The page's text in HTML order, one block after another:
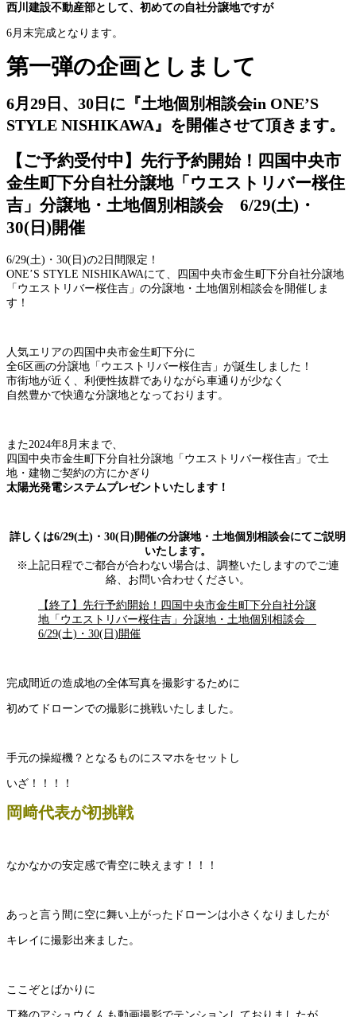
西川建設不動産部として、初めての自社分譲地ですが
6月末完成となります。
第一弾の企画としまして
6月29日、30日に『土地個別相談会in ONE’S
STYLE NISHIKAWA』を開催させて頂きます。
【ご予約受付中】先行予約開始！四国中央市
金生町下分自社分譲地「ウエストリバー桜住
吉」分譲地・土地個別相談会 6/29(土)・
30(日)開催
6/29(土)・30(日)の2日間限定！
ONE’S STYLE NISHIKAWAにて、四国中央市金生町下分自社分譲地
「ウエストリバー桜住吉」の分譲地・土地個別相談会を開催しま
す！
人気エリアの四国中央市金生町下分に
全6区画の分譲地「ウエストリバー桜住吉」が誕生しました！
市街地が近く、利便性抜群でありながら車通りが少なく
自然豊かで快適な分譲地となっております。
また2024年8月末まで、
四国中央市金生町下分自社分譲地「ウエストリバー桜住吉」で土
地・建物ご契約の方にかぎり
太陽光発電システムプレゼントいたします！
詳しくは6/29(土)・30(日)開催の分譲地・土地個別相談会にてご説明
いたします。
※上記日程でご都合が合わない場合は、調整いたしますのでご連
絡、お問い合わせください。
【終了】先行予約開始！四国中央市金生町下分自社分譲
地「ウエストリバー桜住吉」分譲地・土地個別相談会
6/29(土)・30(日)開催
完成間近の造成地の全体写真を撮影するために
初めてドローンでの撮影に挑戦いたしました。
手元の操縦機？となるものにスマホをセットし
いざ！！！！
岡﨑代表が初挑戦
なかなかの安定感で青空に映えます！！！
あっと言う間に空に舞い上がったドローンは小さくなりましたが
キレイに撮影出来ました。
ここぞとばかりに